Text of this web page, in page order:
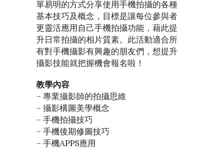
單易明的方式分享使用手機拍攝的各種
基本技巧及概念，目標是讓每位參與者
更靈活應用自己手機拍攝功能，藉此提
升日常拍攝的相片質素。此活動適合所
有對手機攝影有興趣的朋友們，想提升
攝影技能就把握機會報名啦！
教學內容
– 專業攝影師的拍攝思維
– 攝影構圖美學概念
– 手機拍攝技巧
– 手機後期修圖技巧
– 手機APPS應用